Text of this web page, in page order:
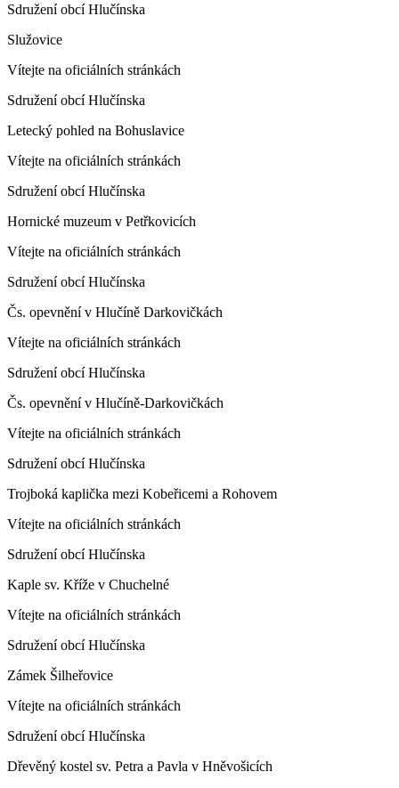
Sdružení obcí Hlučínska
Služovice
Vítejte na oficiálních stránkách
Sdružení obcí Hlučínska
Letecký pohled na Bohuslavice
Vítejte na oficiálních stránkách
Sdružení obcí Hlučínska
Hornické muzeum v Petřkovicích
Vítejte na oficiálních stránkách
Sdružení obcí Hlučínska
Čs. opevnění v Hlučíně Darkovičkách
Vítejte na oficiálních stránkách
Sdružení obcí Hlučínska
Čs. opevnění v Hlučíně-Darkovičkách
Vítejte na oficiálních stránkách
Sdružení obcí Hlučínska
Trojboká kaplička mezi Kobeřicemi a Rohovem
Vítejte na oficiálních stránkách
Sdružení obcí Hlučínska
Kaple sv. Kříže v Chuchelné
Vítejte na oficiálních stránkách
Sdružení obcí Hlučínska
Zámek Šilheřovice
Vítejte na oficiálních stránkách
Sdružení obcí Hlučínska
Dřevěný kostel sv. Petra a Pavla v Hněvošicích